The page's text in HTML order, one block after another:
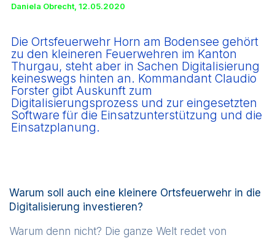
Daniela Obrecht, 12.05.2020
Die Ortsfeuerwehr Horn am Bodensee gehört
zu den kleineren Feuerwehren im Kanton
Thurgau, steht aber in Sachen Digitalisierung
keineswegs hinten an. Kommandant Claudio
Forster gibt Auskunft zum
Digitalisierungsprozess und zur eingesetzten
Software für die Einsatzunterstützung und die
Einsatzplanung.
Warum soll auch eine kleinere Ortsfeuerwehr in die
Digitalisierung investieren?
Warum denn nicht? Die ganze Welt redet von